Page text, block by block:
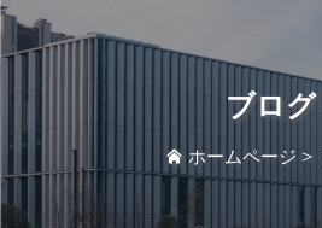
ブログ
ホームページ >